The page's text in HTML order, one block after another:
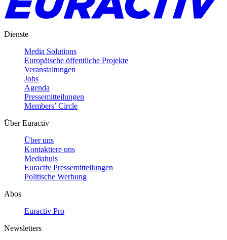
Dienste
Media Solutions
Europäische öffentliche Projekte
Veranstaltungen
Jobs
Agenda
Pressemitteilungen
Members’ Circle
Über Euractiv
Über uns
Kontaktiere uns
Mediahuis
Euractiv Pressemitteilungen
Politische Werbung
Abos
Euractiv Pro
Newsletters